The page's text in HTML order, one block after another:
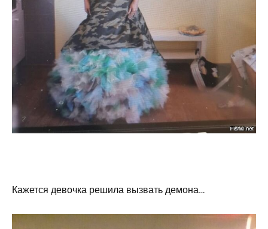
Кажется девочка решила вызвать демона…